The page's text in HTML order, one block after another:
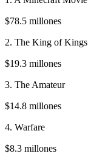
$78.5 millones
2. The King of Kings
$19.3 millones
3. The Amateur
$14.8 millones
4. Warfare
$8.3 millones